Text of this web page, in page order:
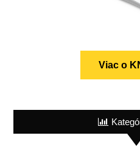
Viac o